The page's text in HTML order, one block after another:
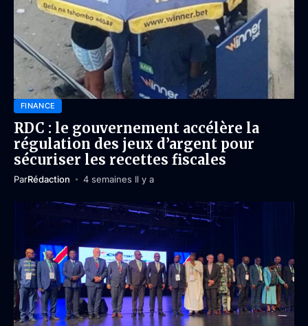
FINANCE
RDC : le gouvernement accélère la
régulation des jeux d’argent pour
sécuriser les recettes fiscales
ParRédaction 4 semaines Il y a